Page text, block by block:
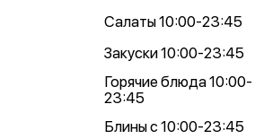
Салаты 10:00-23:45
Закуски 10:00-23:45
Горячие блюда 10:00-
23:45
Блины с 10:00-23:45